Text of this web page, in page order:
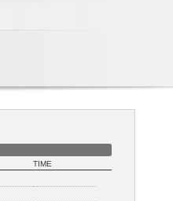
TIME